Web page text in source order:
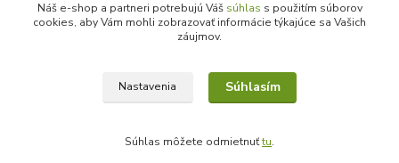
info@kvetyzraja.sk
Náš e-shop a partneri potrebujú Váš súhlas s použitím súborov
cookies, aby Vám mohli zobrazovať informácie týkajúce sa Vašich
záujmov.
Nastavenia Súhlasím
Súhlas môžete odmietnuťtu.